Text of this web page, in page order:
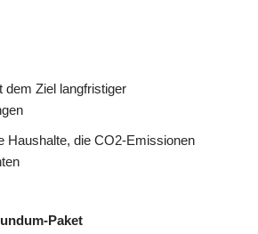
dem Ziel langfristiger
Haushalte, die CO2-Emissionen
Paket